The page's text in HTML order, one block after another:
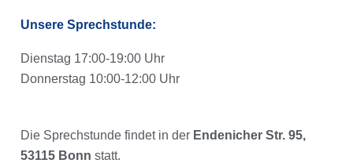
Unsere Sprechstunde:
Dienstag 17:00-19:00 Uhr
Donnerstag 10:00-12:00 Uhr
Die Sprechstunde findet in der Endenicher Str. 95,
53115 Bonn statt.